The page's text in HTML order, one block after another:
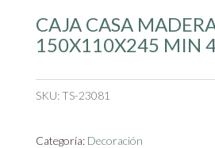
CAJA CASA
150X110X245 MIN
SKU:TS-23081
Categoría: Decoración